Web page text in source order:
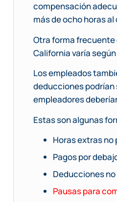
compensación
más de ocho horas
Otra forma frecuente
California varía
Los empleados
deducciones podrían
empleadores
Estas son algunas
Horas extras no
Pagos por
Deducciones
Pausas para